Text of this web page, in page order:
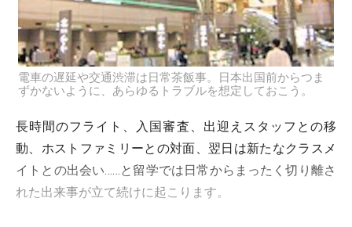
電車の遅延や交通渋滞は日常茶飯事。日本出国前からつま
ずかないように、あらゆるトラブルを想定しておこう。
長時間のフライト、入国審査、出迎えスタッフとの移
動、ホストファミリーとの対面、翌日は新たなクラスメ
イトとの出会い……と留学では日常からまったく切り離さ
れた出来事が立て続けに起こります。